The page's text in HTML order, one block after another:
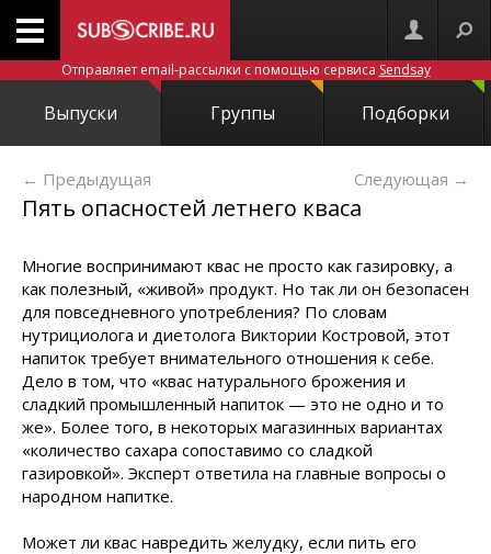
Отправляет email-рассылки с помощью сервиса Sendsay
Выпуски Группы Подборки
← Предыдущая Следующая →
Пять опасностей летнего кваса
Многие воспринимают квас не просто как газировку, а
как полезный, «живой» продукт. Но так ли он безопасен
для повседневного употребления? По словам
нутрициолога и диетолога Виктории Костровой, этот
напиток требует внимательного отношения к себе.
Дело в том, что «квас натурального брожения и
сладкий промышленный напиток — это не одно и то
же». Более того, в некоторых магазинных вариантах
«количество сахара сопоставимо со сладкой
газировкой». Эксперт ответила на главные вопросы о
народном напитке.
Может ли квас навредить желудку, если пить его